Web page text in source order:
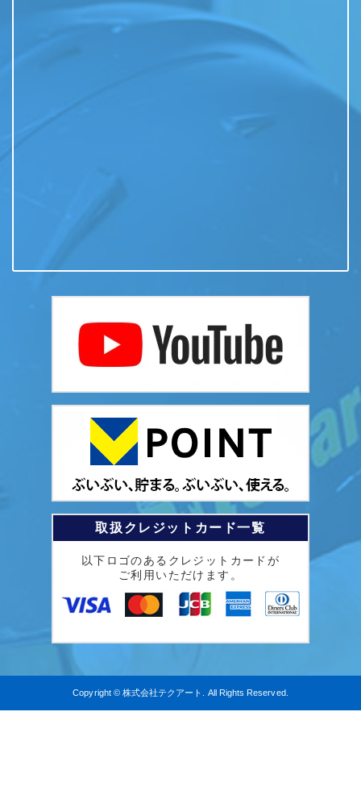
取扱クレジットカード一覧
以下ロゴのあるクレジットカードが
ご利用いただけます。
Copyright © 株式会社テクアート. All Rights Reserved.